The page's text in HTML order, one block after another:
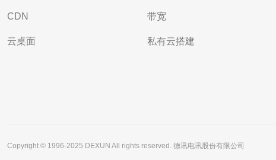
CDN
云桌面
带宽
私有云搭建
Copyright © 1996-2025 DEXUN All rights reserved. 德讯电讯股份有限公司